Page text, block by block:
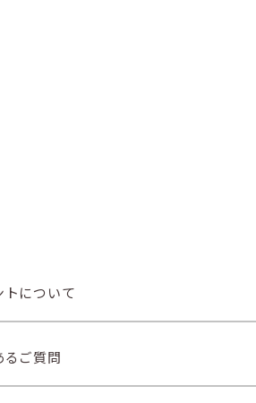
トについて
るご質問